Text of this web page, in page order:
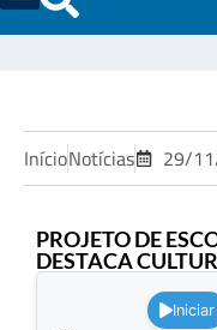
InícioNotícias 29/
PROJETO DE
DESTACA
Iniciar